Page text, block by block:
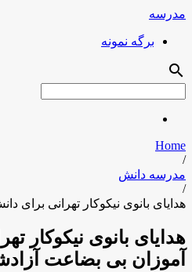
مدرسه
برگه نمونه
search
Home
/
مدرسه دانش
/
هدایای بانوی نیکوکار تهرانی برای
هدایای بانوی نیکوکار
آموزان بی بضاعت